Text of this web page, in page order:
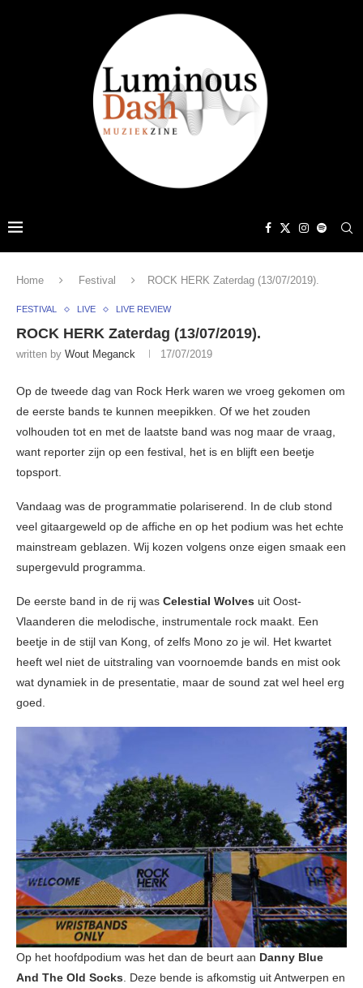
Home Festival ROCK HERK Zaterdag (13/07/2019).
FESTIVAL LIVE LIVE REVIEW
ROCK HERK Zaterdag (13/07/2019).
written by Wout Meganck 17/07/2019
Op de tweede dag van Rock Herk waren we vroeg gekomen om
de eerste bands te kunnen meepikken. Of we het zouden
volhouden tot en met de laatste band was nog maar de vraag,
want reporter zijn op een festival, het is en blijft een beetje
topsport.
Vandaag was de programmatie polariserend. In de club stond
veel gitaargeweld op de affiche en op het podium was het echte
mainstream geblazen. Wij kozen volgens onze eigen smaak een
supergevuld programma.
De eerste band in de rij was Celestial Wolves uit Oost-
Vlaanderen die melodische, instrumentale rock maakt. Een
beetje in de stijl van Kong, of zelfs Mono zo je wil. Het kwartet
heeft wel niet de uitstraling van voornoemde bands en mist ook
wat dynamiek in de presentatie, maar de sound zat wel heel erg
goed.
Op het hoofdpodium was het dan de beurt aan Danny Blue
And The Old Socks. Deze bende is afkomstig uit Antwerpen en